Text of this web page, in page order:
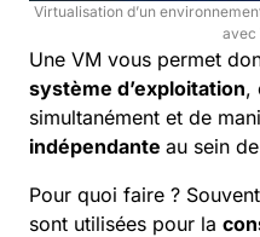
Virtualisation d’un
avec
Une VM vous permet
système d’exploitation,
simultanément et de
indépendante au sein
Pour quoi faire ?
sont utilisées pour la